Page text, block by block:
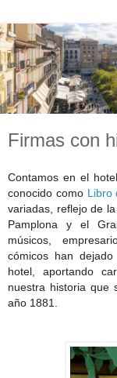
Firmas con
Contamos en el
conocido como Libro
variadas, reflejo de
Pamplona y el
músicos,
cómicos han
hotel, aportando
nuestra historia que
año 1881.